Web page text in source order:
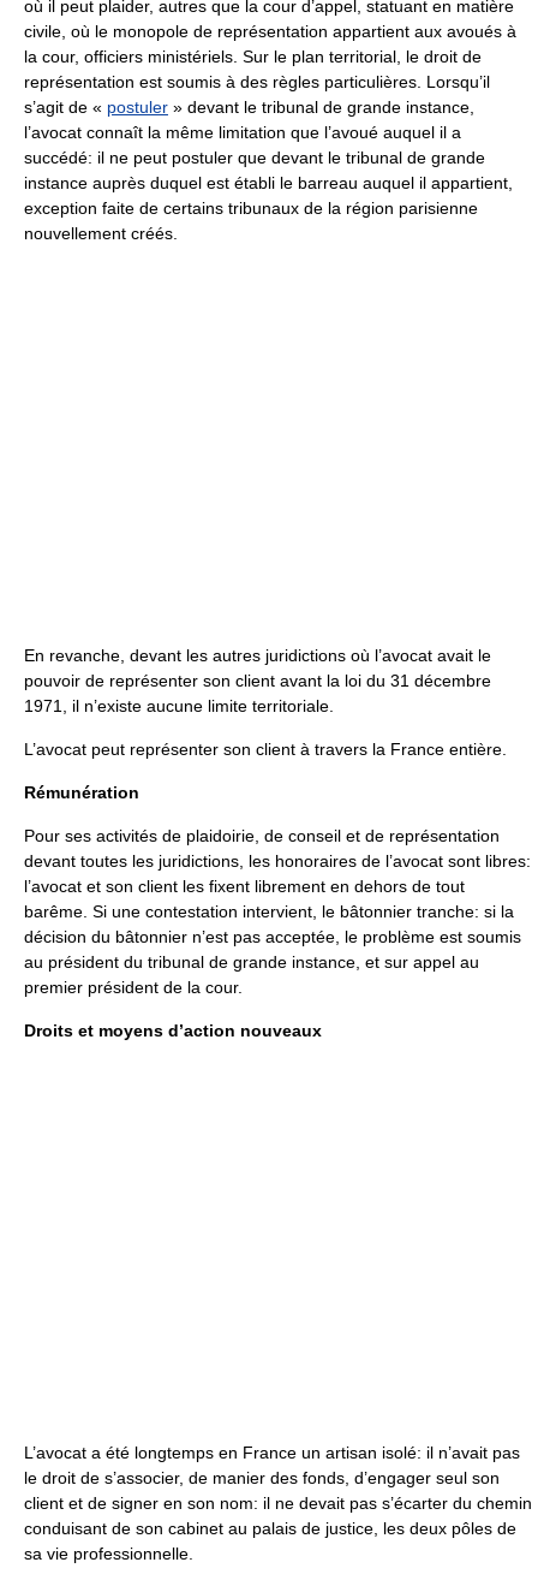
où il peut plaider, autres que la cour d’appel, statuant en matière
civile, où le monopole de représentation appartient aux avoués à
la cour, officiers ministériels. Sur le plan territorial, le droit de
représentation est soumis à des règles particulières. Lorsqu’il
s’agit de « postuler » devant le tribunal de grande instance,
l’avocat connaît la même limitation que l’avoué auquel il a
succédé: il ne peut postuler que devant le tribunal de grande
instance auprès duquel est établi le barreau auquel il appartient,
exception faite de certains tribunaux de la région parisienne
nouvellement créés.
En revanche, devant les autres juridictions où l’avocat avait le
pouvoir de représenter son client avant la loi du 31 décembre
1971, il n’existe aucune limite territoriale.
L’avocat peut représenter son client à travers la France entière.
Rémunération
Pour ses activités de plaidoirie, de conseil et de représentation
devant toutes les juridictions, les honoraires de l’avocat sont libres:
l’avocat et son client les fixent librement en dehors de tout
barême. Si une contestation intervient, le bâtonnier tranche: si la
décision du bâtonnier n’est pas acceptée, le problème est soumis
au président du tribunal de grande instance, et sur appel au
premier président de la cour.
Droits et moyens d’action nouveaux
L’avocat a été longtemps en France un artisan isolé: il n’avait pas
le droit de s’associer, de manier des fonds, d’engager seul son
client et de signer en son nom: il ne devait pas s’écarter du chemin
conduisant de son cabinet au palais de justice, les deux pôles de
sa vie professionnelle.